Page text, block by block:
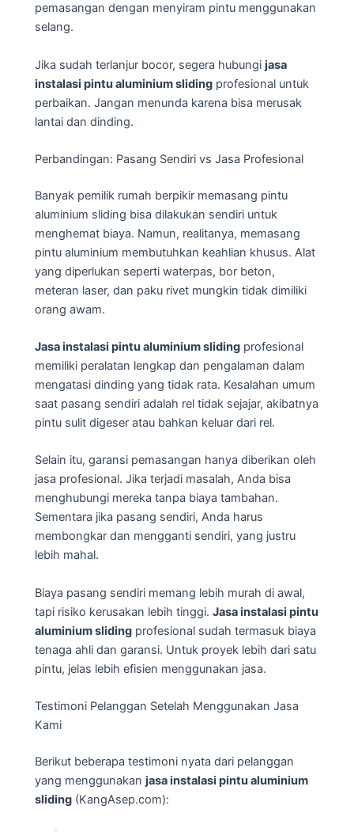
pemasangan dengan menyiram pintu menggunakan
selang.
Jika sudah terlanjur bocor, segera hubungi jasa
instalasi pintu aluminium sliding profesional untuk
perbaikan. Jangan menunda karena bisa merusak
lantai dan dinding.
Perbandingan: Pasang Sendiri vs Jasa Profesional
Banyak pemilik rumah berpikir memasang pintu
aluminium sliding bisa dilakukan sendiri untuk
menghemat biaya. Namun, realitanya, memasang
pintu aluminium membutuhkan keahlian khusus. Alat
yang diperlukan seperti waterpas, bor beton,
meteran laser, dan paku rivet mungkin tidak dimiliki
orang awam.
Jasa instalasi pintu aluminium sliding profesional
memiliki peralatan lengkap dan pengalaman dalam
mengatasi dinding yang tidak rata. Kesalahan umum
saat pasang sendiri adalah rel tidak sejajar, akibatnya
pintu sulit digeser atau bahkan keluar dari rel.
Selain itu, garansi pemasangan hanya diberikan oleh
jasa profesional. Jika terjadi masalah, Anda bisa
menghubungi mereka tanpa biaya tambahan.
Sementara jika pasang sendiri, Anda harus
membongkar dan mengganti sendiri, yang justru
lebih mahal.
Biaya pasang sendiri memang lebih murah di awal,
tapi risiko kerusakan lebih tinggi. Jasa instalasi pintu
aluminium sliding profesional sudah termasuk biaya
tenaga ahli dan garansi. Untuk proyek lebih dari satu
pintu, jelas lebih efisien menggunakan jasa.
Testimoni Pelanggan Setelah Menggunakan Jasa
Kami
Berikut beberapa testimoni nyata dari pelanggan
yang menggunakan jasa instalasi pintu aluminium
sliding (KangAsep.com):